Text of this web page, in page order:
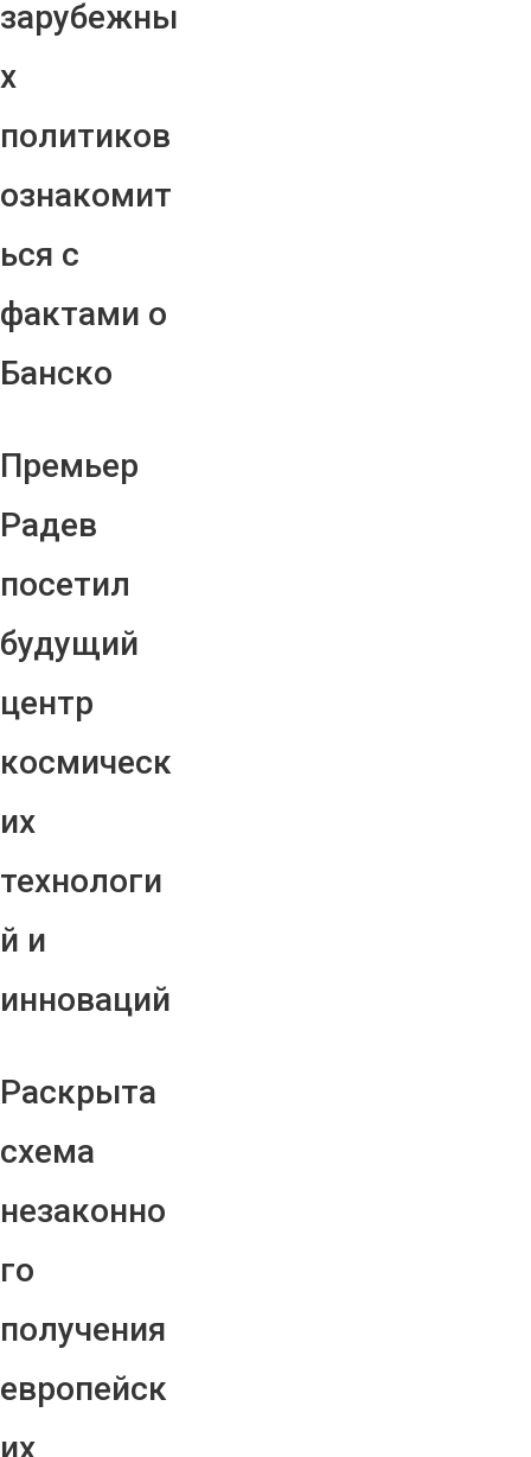
зарубежны
х
политиков
ознакомит
ься с
фактами о
Банско
Премьер
Радев
посетил
будущий
центр
космическ
их
технологи
й и
инноваций
Раскрыта
схема
незаконно
го
получения
европейск
их